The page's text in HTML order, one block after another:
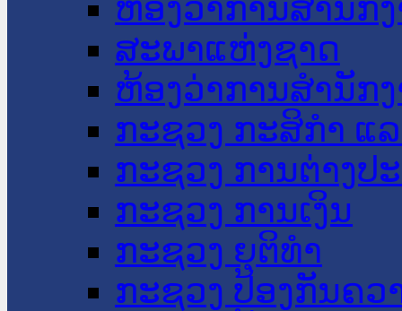
ຫ້ອງວ່າການສໍານັກ
ສະພາແຫ່ງຊາດ
ຫ້ອງວ່າການສຳນັກ
ກະຊວງ ກະສິກຳ ແ
ກະຊວງ ການຕ່າງປ
ກະຊວງ ການເງິນ
ກະຊວງ ຍຸຕິທໍາ
ກະຊວງ ປ້ອງກັນຄວ